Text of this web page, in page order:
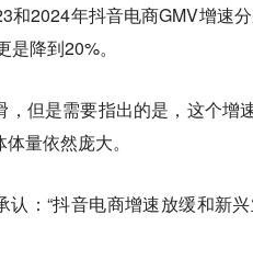
和2024年抖音电商GMV增速
降到20%。
，但是需要指出的是，这个增
量依然庞大。
认：“抖音电商增速放缓和新